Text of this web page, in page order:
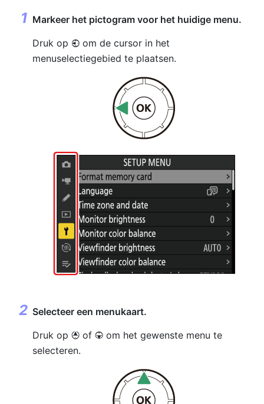
Markeer het pictogram voor het huidige menu.
Druk op 4 om de cursor in het
menuselectiegebied te plaatsen.
Selecteer een menukaart.
Druk op 1 of 3 om het gewenste menu te
selecteren.